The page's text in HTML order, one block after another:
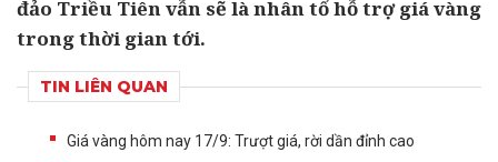
đảo Triều Tiên vẫn sẽ là nhân tố hỗ trợ giá vàng
trong thời gian tới.
TIN LIÊN QUAN
Giá vàng hôm nay 17/9: Trượt giá, rời dần đỉnh cao